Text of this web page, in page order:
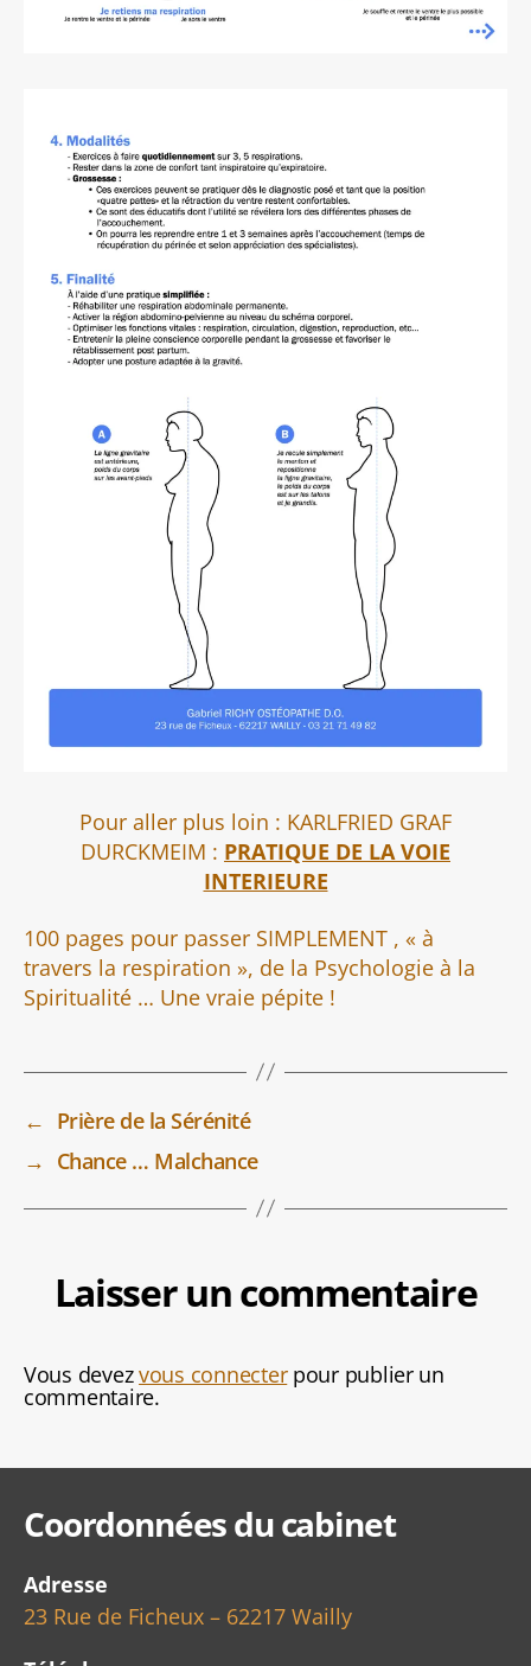
Pour aller plus loin : KARLFRIED GRAF
DURCKMEIM : PRATIQUE DE LA VOIE
INTERIEURE
100 pages pour passer SIMPLEMENT , « à
travers la respiration », de la Psychologie à la
Spiritualité … Une vraie pépite !
← Prière de la Sérénité
→ Chance … Malchance
Laisser un commentaire
Vous devezvous connecterpour publier un
commentaire.
Coordonnées du cabinet
Adresse
23 Rue de Ficheux – 62217 Wailly